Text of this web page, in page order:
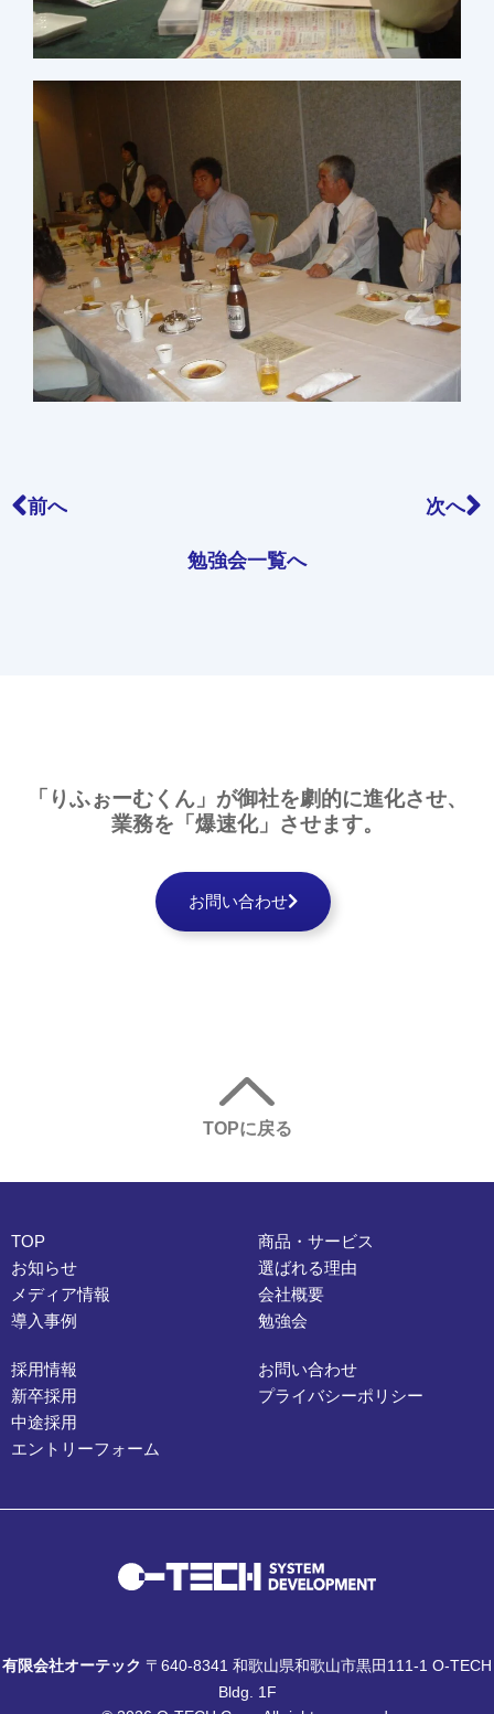
前へ 次へ
勉強会一覧へ
「りふぉーむくん」が御社を劇的に進化させ、
業務を 「爆速化」 させます。
お問い合わせ
TOPに戻る
TOP
お知らせ
メディア情報
導入事例
商品・サービス
選ばれる理由
会社概要
勉強会
採用情報
新卒採用
中途採用
エントリーフォーム
お問い合わせ
プライバシーポリシー
有限会社オーテック 〒640-8341 和歌山県和歌山市黒田111-1 O-TECH
Bldg. 1F